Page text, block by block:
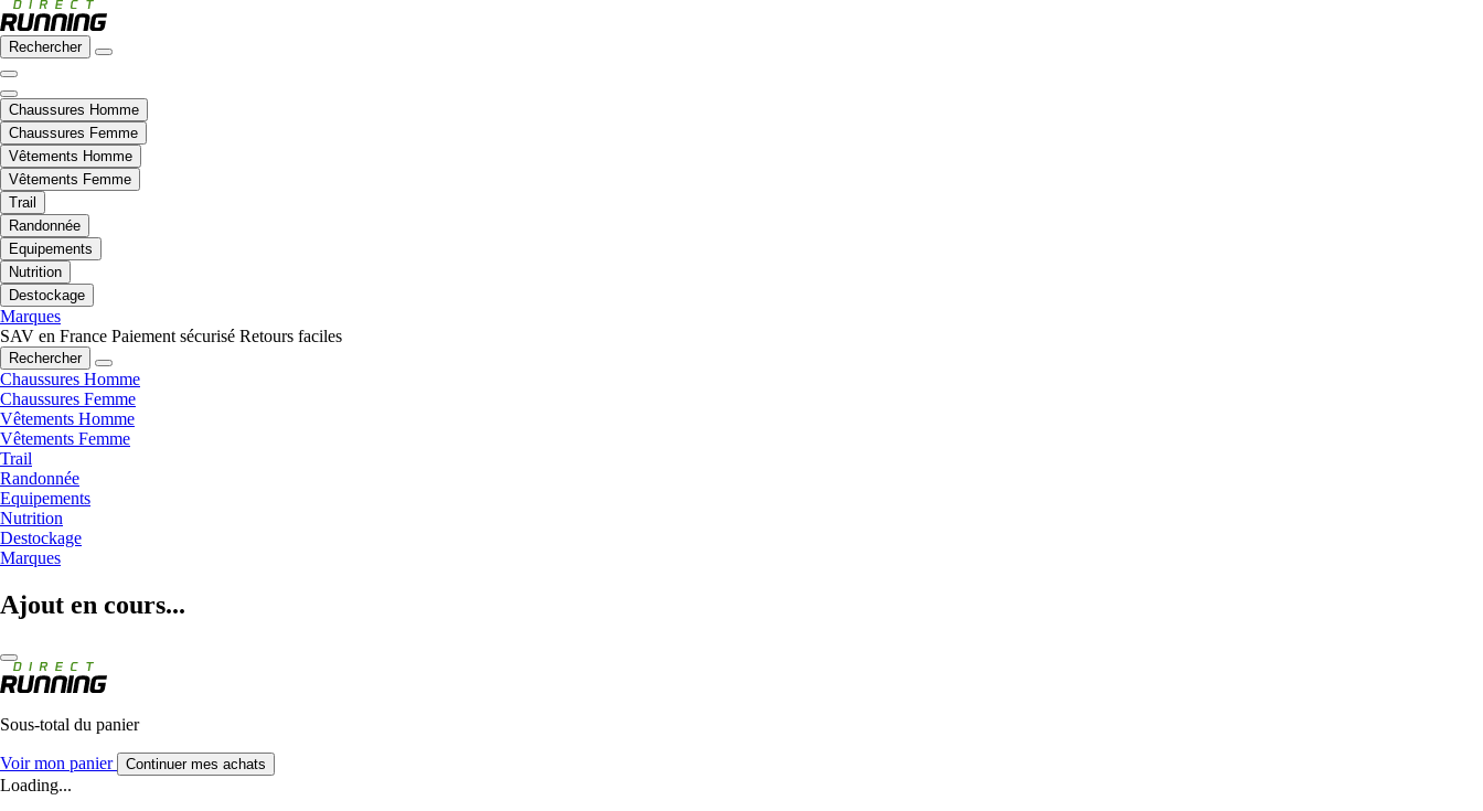
Rechercher
Chaussures Homme
Chaussures Femme
Vêtements Homme
Vêtements Femme
Trail
Randonnée
Equipements
Nutrition
Destockage
Marques
SAV en France Paiement sécurisé Retours faciles
Rechercher
Chaussures Homme
Chaussures Femme
Vêtements Homme
Vêtements Femme
Trail
Randonnée
Equipements
Nutrition
Destockage
Marques
Ajout en cours...
Sous-total du panier
Voir mon panier Continuer mes achats
Loading...